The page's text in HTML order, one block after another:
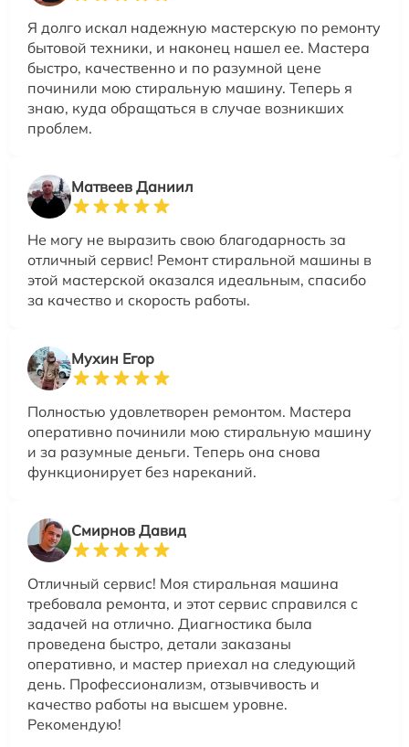
Я долго искал надежную мастерскую по ремонту
бытовой техники, и наконец нашел ее. Мастера
быстро, качественно и по разумной цене
починили мою стиральную машину. Теперь я
знаю, куда обращаться в случае возникших
проблем.
Матвеев Даниил
Не могу не выразить свою благодарность за
отличный сервис! Ремонт стиральной машины в
этой мастерской оказался идеальным, спасибо
за качество и скорость работы.
Мухин Егор
Полностью удовлетворен ремонтом. Мастера
оперативно починили мою стиральную машину
и за разумные деньги. Теперь она снова
функционирует без нареканий.
Смирнов Давид
Отличный сервис! Моя стиральная машина
требовала ремонта, и этот сервис справился с
задачей на отлично. Диагностика была
проведена быстро, детали заказаны
оперативно, и мастер приехал на следующий
день. Профессионализм, отзывчивость и
качество работы на высшем уровне.
Рекомендую!